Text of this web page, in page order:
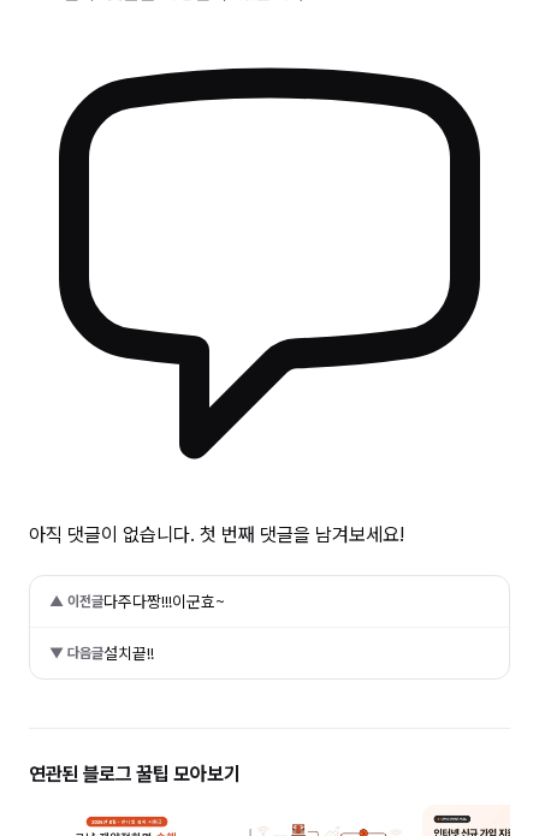
아직 댓글이 없습니다. 첫 번째 댓글을 남겨보세요!
▲ 이전글다주다짱!!!이군효~
▼ 다음글설치끝!!
연관된 블로그 꿀팁 모아보기